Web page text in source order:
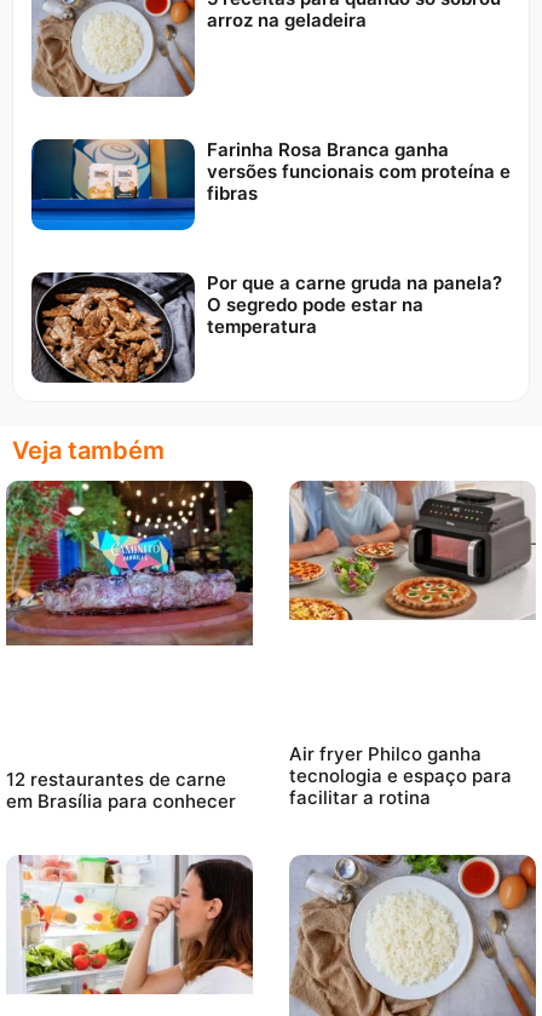
arroz na geladeira
Farinha Rosa Branca ganha
versões funcionais com proteína e
fibras
Por que a carne gruda na panela?
O segredo pode estar na
temperatura
Veja também
12 restaurantes de carne
em Brasília para conhecer
Air fryer Philco ganha
tecnologia e espaço para
facilitar a rotina